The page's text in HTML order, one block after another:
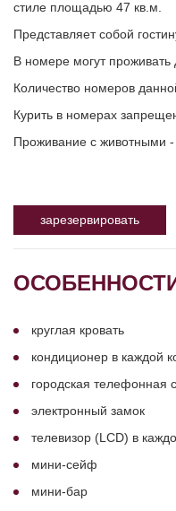
стиле площадью 47 кв.м.
Представляет собой
В номере могут проживать
Количество номеров
Курить в номерах
Проживание с животными -
зарезервировать
круглая кровать
кондиционер в каждой
городская телефонная
электронный замок
телевизор (LCD) в
мини-сейф
мини-бар